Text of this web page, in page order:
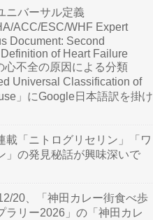
ニバーサル定義
ACC/ESC/WHF Expert
Document: Second
of Heart Failure
心不全の原因による分類
Universal Classification of
」にGoogle日本語訳を掛け
載「ニトログリセリン」「ワ
」の発見秘話が興味深いで
20、「神田カレー街食べ歩
ラリー2026」の「神田カレ